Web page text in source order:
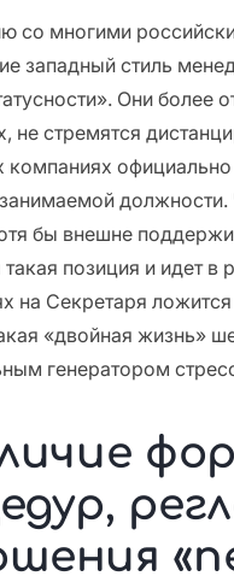
со многими
западный стиль
Они более
не стремятся
компаниях
занимаемой
бы внешне
такая позиция и идет
на Секретаря
«двойная жизнь»
генератором